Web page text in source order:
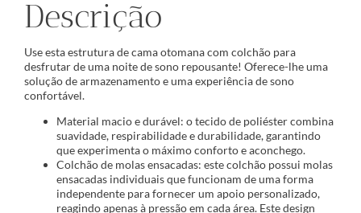
Descrição
Use esta estrutura de cama otomana com colchão para
desfrutar de uma noite de sono repousante! Oferece-lhe uma
solução de armazenamento e uma experiência de sono
confortável.
Material macio e durável: o tecido de poliéster combina
suavidade, respirabilidade e durabilidade, garantindo
que experimenta o máximo conforto e aconchego.
Colchão de molas ensacadas: este colchão possui molas
ensacadas individuais que funcionam de uma forma
independente para fornecer um apoio personalizado,
reagindo apenas à pressão em cada área. Este design